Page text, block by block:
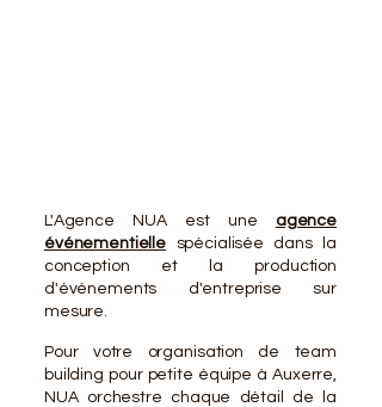
L'Agence NUA est une agence
événementielle
spécialisée dans la
conception et la production
d'événements d'entreprise sur
mesure.
Pour votre organisation de team
building pour petite équipe à Auxerre,
NUA orchestre chaque détail de la